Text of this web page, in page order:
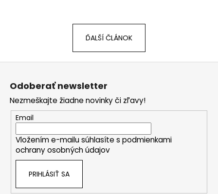
ĎALŠÍ ČLÁNOK
Z
Odoberať newsletter
Nezmeškajte žiadne novinky či zľavy!
Email
Vložením e-mailu súhlasíte s podmienkami
ochrany osobných údajov
PRIHLÁSIŤ SA